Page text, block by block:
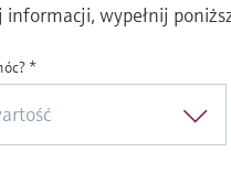
informacji, wypełnij
*